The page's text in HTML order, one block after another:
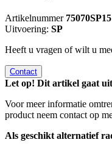
Artikelnummer
Uitvoering: SP
Heeft u vragen of wilt u
Contact
Let op! Dit artikel gaat
Voor meer informatie
product neem contact op
Als geschikt alternatief